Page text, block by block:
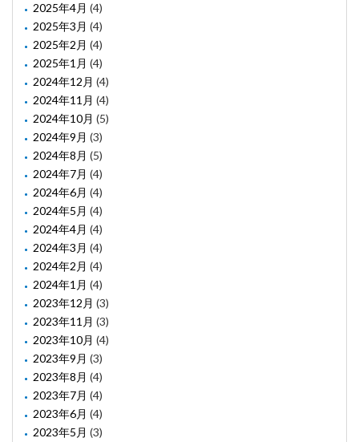
2025年4月 (4)
2025年3月 (4)
2025年2月 (4)
2025年1月 (4)
2024年12月 (4)
2024年11月 (4)
2024年10月 (5)
2024年9月 (3)
2024年8月 (5)
2024年7月 (4)
2024年6月 (4)
2024年5月 (4)
2024年4月 (4)
2024年3月 (4)
2024年2月 (4)
2024年1月 (4)
2023年12月 (3)
2023年11月 (3)
2023年10月 (4)
2023年9月 (3)
2023年8月 (4)
2023年7月 (4)
2023年6月 (4)
2023年5月 (3)